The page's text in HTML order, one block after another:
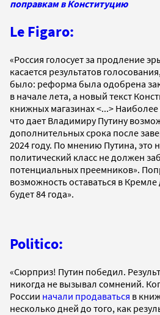
поправкам в Конституцию
Le Figaro:
«Россия голосует за продление
касается результатов
было: реформа была одобрена
в начале лета, а новый текст
книжных магазинах <...>
что дает Владимиру Путину
дополнительных срока после
2024 году. По мнению Путина, это
политический класс не должен
потенциальных преемников».
возможность оставаться в Кремле
будет 84 года».
Politicо:
«Сюрприз! Путин победил.
никогда не вызывал сомнений.
России начали продаваться в
несколько дней до того, как